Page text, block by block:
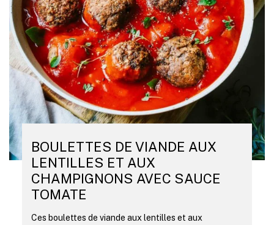
BOULETTES DE VIANDE AUX
LENTILLES ET AUX
CHAMPIGNONS AVEC SAUCE
TOMATE
Ces boulettes de viande aux lentilles et aux